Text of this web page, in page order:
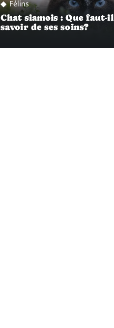
Félins
Chat siamois : Que faut-il
savoir de ses soins?